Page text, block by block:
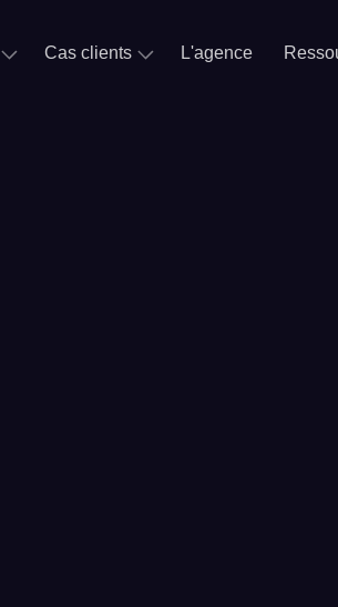
Cas clients L'agence